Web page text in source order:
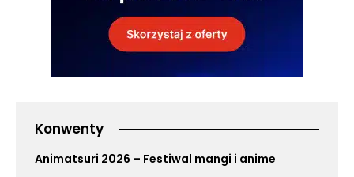
Konwenty
Animatsuri 2026 – Festiwal mangi i anime